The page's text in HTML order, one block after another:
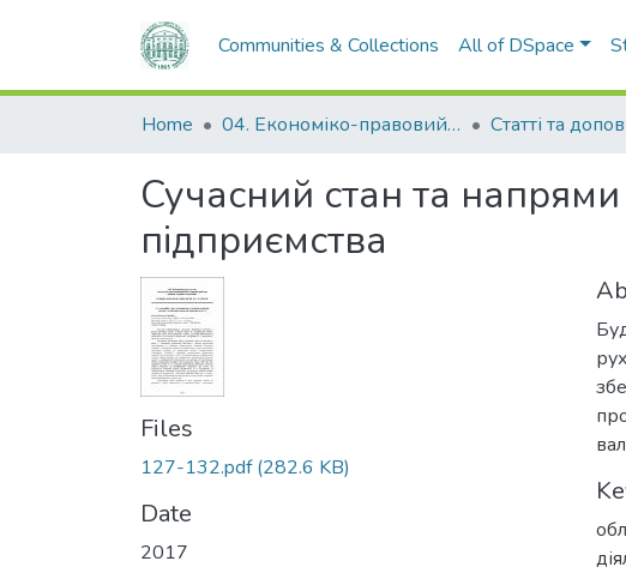
Communities & Collections All of DSpace
Home 04. Економіко-правовий факультет Статті та
Сучасний стан та
підприємства
Files
127-132.pdf(282.6 KB)
Date
2017